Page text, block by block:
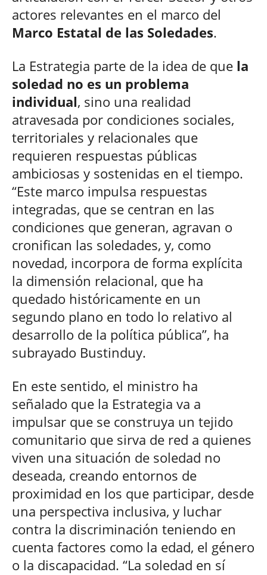
actores relevantes en el marco del
Marco Estatal de las Soledades.
La Estrategia parte de la idea de que la
soledad no es un problema
individual, sino una realidad
atravesada por condiciones sociales,
territoriales y relacionales que
requieren respuestas públicas
ambiciosas y sostenidas en el tiempo.
“Este marco impulsa respuestas
integradas, que se centran en las
condiciones que generan, agravan o
cronifican las soledades, y, como
novedad, incorpora de forma explícita
la dimensión relacional, que ha
quedado históricamente en un
segundo plano en todo lo relativo al
desarrollo de la política pública”, ha
subrayado Bustinduy.
En este sentido, el ministro ha
señalado que la Estrategia va a
impulsar que se construya un tejido
comunitario que sirva de red a quienes
viven una situación de soledad no
deseada, creando entornos de
proximidad en los que participar, desde
una perspectiva inclusiva, y luchar
contra la discriminación teniendo en
cuenta factores como la edad, el género
o la discapacidad. “La soledad en sí